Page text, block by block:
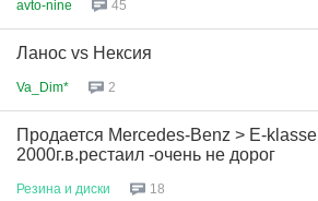
avto-nine 45
Ланос vs Нексия
Va_Dim* 2
Продается Mercedes-Benz > E-klasse
2000г.в.рестаил -очень не дорог
Резина и диски 18